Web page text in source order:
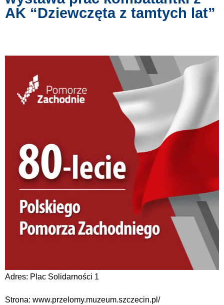
AK “Dziewczęta z tamtych lat”
Adres: Plac Solidarności 1
Strona: www.przelomy.muzeum.szczecin.pl/